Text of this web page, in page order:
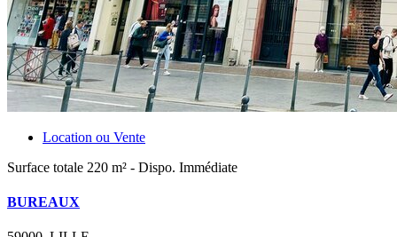
Location ou Vente
Surface totale 220 m² - Dispo. Immédiate
BUREAUX